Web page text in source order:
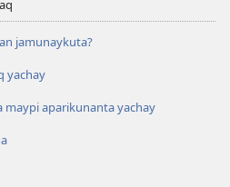
jamunaykuta?
yachay
maypi aparikunanta yachay